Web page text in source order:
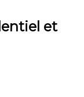
et